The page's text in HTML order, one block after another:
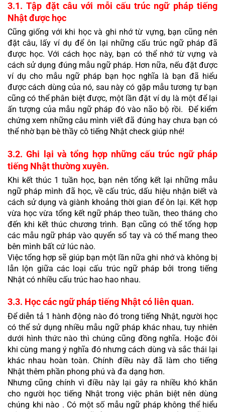
3.1. Tập đặt câu với mỗi cấu trúc ngữ pháp tiếng
Nhật được học
Cũng giống với khi học và ghi nhớ từ vựng, bạn cũng nên
đặt câu, lấy ví dụ để ôn lại những cấu trúc ngữ pháp đã
được học. Với cách học này, bạn có thể nhớ từ vựng và
cách sử dụng đúng mẫu ngữ pháp. Hơn nữa, nếu đặt được
ví dụ cho mẫu ngữ pháp bạn học nghĩa là bạn đã hiểu
được cách dùng của nó, sau này có gặp mẫu tương tự bạn
cũng có thể phân biệt được, một lần đặt ví dụ là một để lại
ấn tượng của mẫu ngữ pháp đó vào não bộ rồi.  Để kiểm
chứng xem những câu mình viết đã đúng hay chưa bạn có
thể nhờ bạn bè thầy cô tiếng Nhật check giúp nhé!
3.2. Ghi lại và tổng hợp những cấu trúc ngữ pháp
tiếng Nhật thường xuyên.
Khi kết thúc 1 tuần học, bạn nên tổng kết lại những mẫu
ngữ pháp mình đã học, về cấu trúc, dấu hiệu nhận biết và
cách sử dụng và giành khoảng thời gian để ôn lại. Kết hợp
vừa học vừa tổng kết ngữ pháp theo tuần, theo tháng cho
đến khi kết thúc chương trình. Bạn cũng có thể tổng hợp
các mẫu ngữ pháp vào quyển sổ tay và có thể mang theo
bên mình bất cứ lúc nào.
Việc tổng hợp sẽ giúp bạn một lần nữa ghi nhớ và không bị
lẫn lộn giữa các loại cấu trúc ngữ pháp bởi trong tiếng
Nhật có nhiều cấu trúc hao hao nhau.
3.3. Học các ngữ pháp tiếng Nhật có liên quan.
Để diễn tả 1 hành động nào đó trong tiếng Nhật, người học
có thể sử dụng nhiều mẫu ngữ pháp khác nhau, tuy nhiên
dưới hình thức nào thì chúng cũng đồng nghĩa. Hoặc đôi
khi cùng mang ý nghĩa đó nhưng cách dùng và sắc thái lại
khác nhau hoàn toàn. Chính điều này đã làm cho tiếng
Nhật thêm phần phong phú và đa dạng hơn.
Nhưng cũng chính vì điều này lại gây ra nhiều khó khăn
cho người học tiếng Nhật trong việc phân biệt nên dùng
chúng khi nào . Có một số mẫu ngữ pháp không thể hiểu